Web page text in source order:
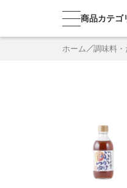
商品カテゴ
ホーム 調味料